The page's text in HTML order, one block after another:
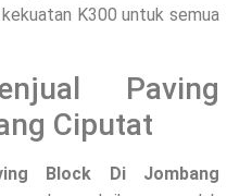
K300 untuk semua
Paving
Ciputat
Block Di Jombang